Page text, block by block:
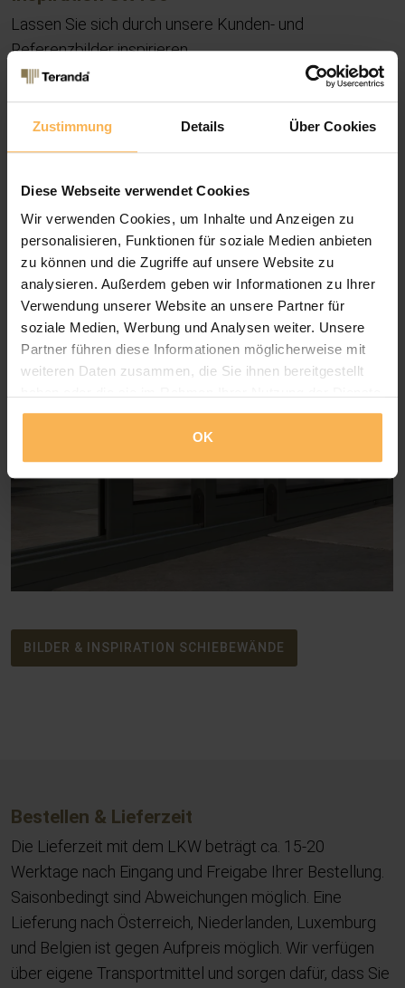
Zustimmung Details Über Cookies
Diese Webseite verwendet Cookies
Wir verwenden Cookies, um Inhalte und Anzeigen zu
personalisieren, Funktionen für soziale Medien anbieten
zu können und die Zugriffe auf unsere Website zu
analysieren. Außerdem geben wir Informationen zu Ihrer
Verwendung unserer Website an unsere Partner für
soziale Medien, Werbung und Analysen weiter. Unsere
Partner führen diese Informationen möglicherweise mit
weiteren Daten zusammen, die Sie ihnen bereitgestellt
gesammelt haben.
OK
Lassen Sie sich durch unsere Kunden- und
Referenzbilder inspirieren.
BILDER & INSPIRATION SCHIEBEWÄNDE
Bestellen & Lieferzeit
Die Lieferzeit mit dem LKW beträgt ca. 15-20
Werktage nach Eingang und Freigabe Ihrer Bestellung.
Saisonbedingt sind Abweichungen möglich. Eine
Lieferung nach Österreich, Niederlanden, Luxemburg
und Belgien ist gegen Aufpreis möglich. Wir verfügen
über eigene Transportmittel und sorgen dafür, dass Sie